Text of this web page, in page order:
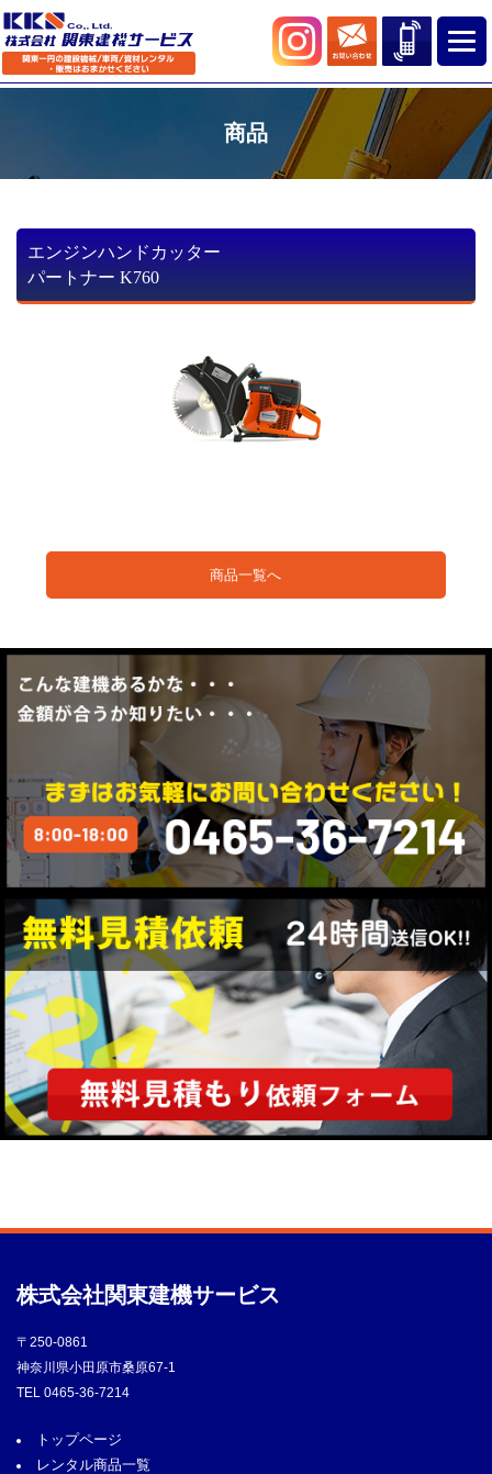
商品
エンジンハンドカッター
パートナー K760
商品一覧へ
株式会社関東建機サービス
〒250-0861
神奈川県小田原市桑原67-1
TEL 0465-36-7214
トップページ
レンタル商品一覧